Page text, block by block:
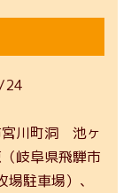
24
宮川町洞 池ヶ
岐阜県飛騨市
駐車場）、